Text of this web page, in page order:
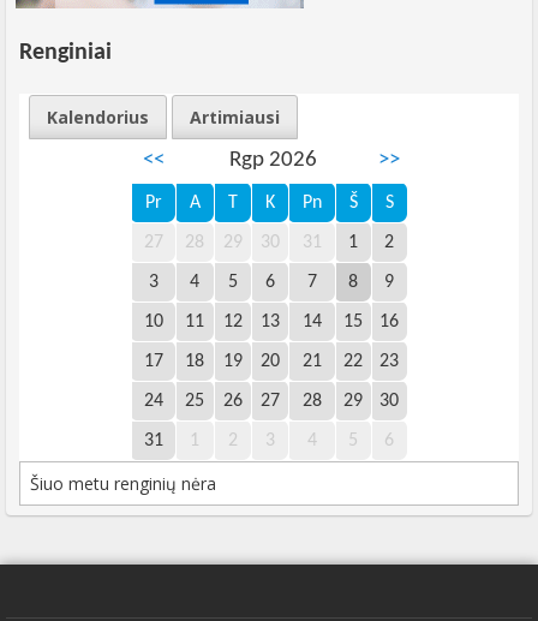
Renginiai
Kalendorius
Artimiausi
<<
Rgp 2026 >>
Pr A T K Pn Š S
27 28 29 30 31 1 2
3 4 5 6 7 8 9
10 11 12 13 14 15 16
17 18 19 20 21 22 23
24 25 26 27 28 29 30
31 1 2 3 4 5 6
Šiuo metu renginių nėra